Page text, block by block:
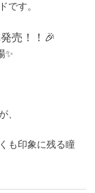
です。
売！！🎉
✨
、
も印象に残る瞳